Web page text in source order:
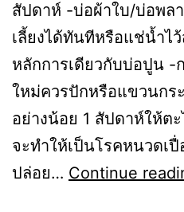
สัปดาห์ -บ่อผ้าใบ/บ่อพล
เลี้ยงได้ทันทีหรือแช่น้ำไ
หลักการเดียวกับบ่อปูน -
ใหม่ควรปักหรือแขวนกร
อย่างน้อย 1 สัปดาห์ให้ต
จะทำให้เป็นโรคหนวดเ
ปล่อย… Continue